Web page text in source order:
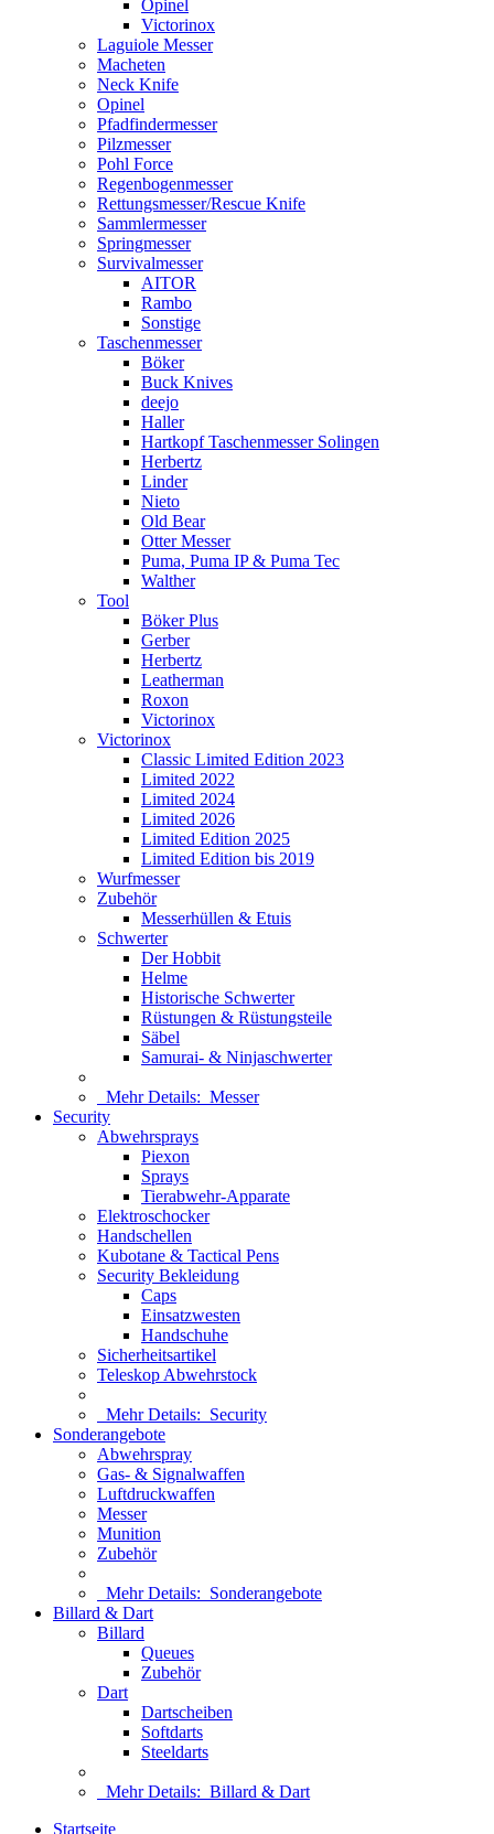
Opinel
Victorinox
Laguiole Messer
Macheten
Neck Knife
Opinel
Pfadfindermesser
Pilzmesser
Pohl Force
Regenbogenmesser
Rettungsmesser/Rescue Knife
Sammlermesser
Springmesser
Survivalmesser
AITOR
Rambo
Sonstige
Taschenmesser
Böker
Buck Knives
deejo
Haller
Hartkopf Taschenmesser Solingen
Herbertz
Linder
Nieto
Old Bear
Otter Messer
Puma, Puma IP & Puma Tec
Walther
Tool
Böker Plus
Gerber
Herbertz
Leatherman
Roxon
Victorinox
Victorinox
Classic Limited Edition 2023
Limited 2022
Limited 2024
Limited 2026
Limited Edition 2025
Limited Edition bis 2019
Wurfmesser
Zubehör
Messerhüllen & Etuis
Schwerter
Der Hobbit
Helme
Historische Schwerter
Rüstungen & Rüstungsteile
Säbel
Samurai- & Ninjaschwerter
Mehr Details: Messer
Security
Abwehrsprays
Piexon
Sprays
Tierabwehr-Apparate
Elektroschocker
Handschellen
Kubotane & Tactical Pens
Security Bekleidung
Caps
Einsatzwesten
Handschuhe
Sicherheitsartikel
Teleskop Abwehrstock
Mehr Details: Security
Sonderangebote
Abwehrspray
Gas- & Signalwaffen
Luftdruckwaffen
Messer
Munition
Zubehör
Mehr Details: Sonderangebote
Billard & Dart
Billard
Queues
Zubehör
Dart
Dartscheiben
Softdarts
Steeldarts
Mehr Details: Billard & Dart
Startseite